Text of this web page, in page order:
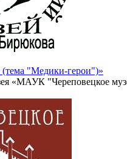
(тема "Медики-герои")»
«МАУК "Череповецкое